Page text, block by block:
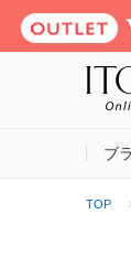
ブ
TOP